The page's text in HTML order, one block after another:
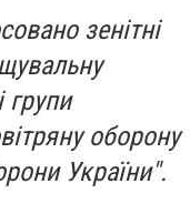
зенітні
групи
оборону
України".